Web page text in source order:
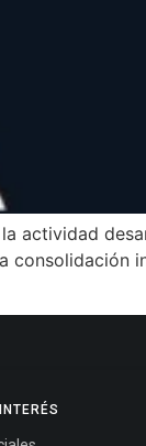
actividad